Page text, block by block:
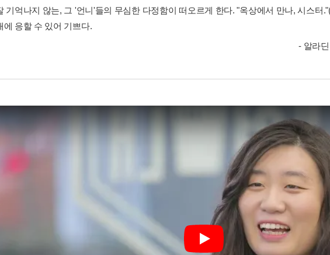
기억나지 않는, 그 '언니'들의 무심한 다정함이 떠오르게 한다. "옥상에서 만나, 시스터
에 응할 수 있어 기쁘다.
- 알라
Play